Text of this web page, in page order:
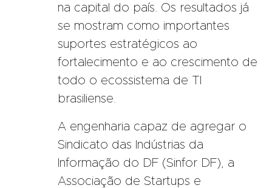
na capital do país. Os resultados já
se mostram como importantes
suportes estratégicos ao
fortalecimento e ao crescimento de
todo o ecossistema de TI
brasiliense.
A engenharia capaz de agregar o
Sindicato das Indústrias da
Informação do DF (Sinfor DF), a
Associação de Startups e